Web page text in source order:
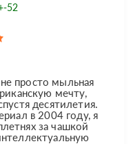
52
просто мыльная
мечту,
десятилетия.
в 2004 году, я
за чашкой